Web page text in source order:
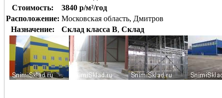
Стоимость:
3840 р/м²/год
Расположение: Московская область, Дмитров
Назначение:
Склад класса B, Склад